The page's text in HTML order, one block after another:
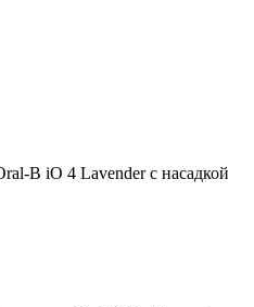
B iO 4 Lavender с насадкой